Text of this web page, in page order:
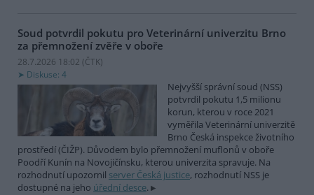
Soud potvrdil pokutu pro Veterinární univerzitu Brno
za přemnožení zvěře v oboře
28.7.2026 18:02 (ČTK)
Diskuse: 4
Nejvyšší správní soud (NSS)
potvrdil pokutu 1,5 milionu
korun, kterou v roce 2021
vyměřila Veterinární univerzitě
Brno Česká inspekce životního
prostředí (ČIŽP). Důvodem bylo přemnožení muflonů v oboře
Poodří Kunín na Novojičínsku, kterou univerzita spravuje. Na
rozhodnutí upozornil server Česká justice, rozhodnutí NSS je
dostupné na jeho úřední desce.